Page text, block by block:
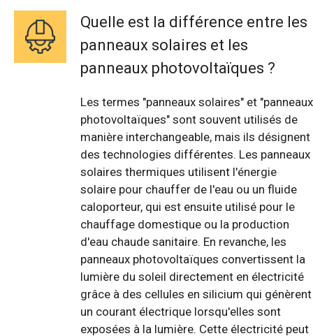
Quelle est la différence entre les
panneaux solaires et les
panneaux photovoltaïques ?
Les termes "panneaux solaires" et "panneaux
photovoltaïques" sont souvent utilisés de
manière interchangeable, mais ils désignent
des technologies différentes. Les panneaux
solaires thermiques utilisent l'énergie
solaire pour chauffer de l'eau ou un fluide
caloporteur, qui est ensuite utilisé pour le
chauffage domestique ou la production
d'eau chaude sanitaire. En revanche, les
panneaux photovoltaïques convertissent la
lumière du soleil directement en électricité
grâce à des cellules en silicium qui génèrent
un courant électrique lorsqu'elles sont
exposées à la lumière. Cette électricité peut